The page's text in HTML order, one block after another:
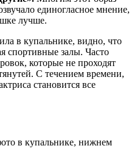
единогласное мнение,
лучше.
в купальнике, видно, что
спортивные залы. Часто
которые не проходят
С течением времени,
становится все